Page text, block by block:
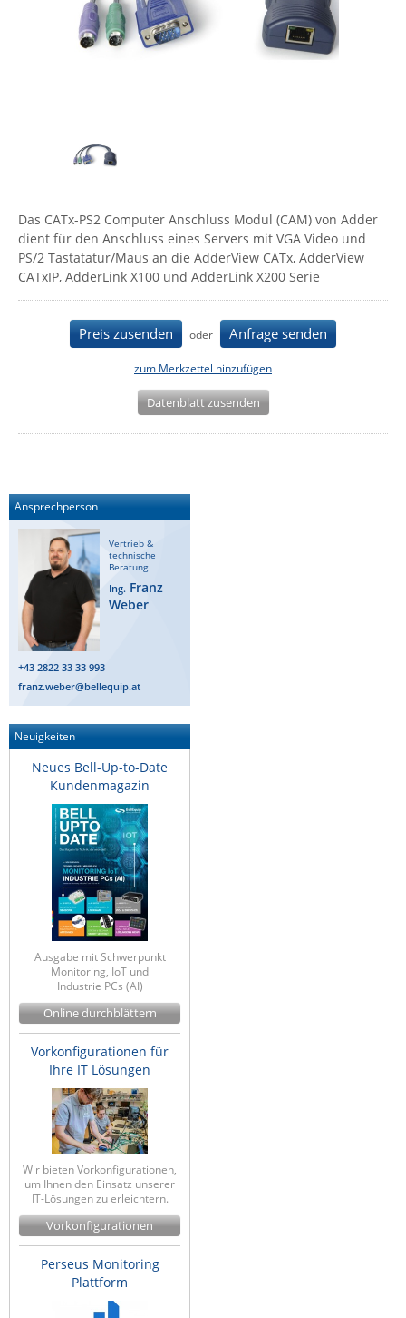
Energiemessung
Energieverteilung
IP, WLAN & GSM Sensorik
IoT - Internet of Things
IPC, Industrielle Netzwerktechnik & WLAN
Serverräume
RMA / Rücksendung / Support
Comet System
CompleTech
Fokus Technologies
Gefen
Gude
High Sec Labs
IEC Lock
Kramer Electronics
KVM TEC
Legrand
LigoWave
Milesight
Moxa
Netio
Panorama Antennas
PatchSee
Power Kingdom
Poynting
Raritan
Riello UPS
Server Technology
Siretta
SIRIO Antenne
Sunbird
Tactical Software
TEKTELIC
Teltonika
Unwired Networks
Vision
WATTECO
Westermo
Yuasa
ZPE Systems
News zu unseren Herstellern
Das CATx-PS2 Computer Anschluss Modul (CAM) von Adder
dient für den Anschluss eines Servers mit VGA Video und
PS/2 Tastatatur/Maus an die AdderView CATx, AdderView
CATxIP, AdderLink X100 und AdderLink X200 Serie
Preis zusenden oder Anfrage senden
zum Merkzettel hinzufügen
Datenblatt zusenden
Ansprechperson
Vertrieb &
technische
Beratung
Ing. Franz
Weber
+43 2822 33 33 993
franz.weber@bellequip.at
Neuigkeiten
Neues Bell-Up-to-Date
Kundenmagazin
Ausgabe mit Schwerpunkt
Monitoring, IoT und
Industrie PCs (AI)
Online durchblättern
Vorkonfigurationen für
Ihre IT Lösungen
Wir bieten Vorkonfigurationen,
um Ihnen den Einsatz unserer
IT-Lösungen zu erleichtern.
Vorkonfigurationen
Perseus Monitoring
Plattform